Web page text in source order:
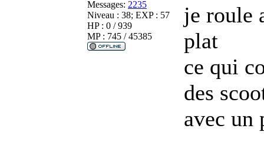
Messages: 2235
Niveau : 38; EXP : 57
HP : 0 / 939
MP : 745 / 45385
je roule
plat
ce qui
des
avec